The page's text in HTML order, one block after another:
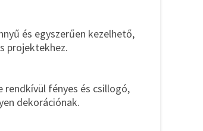
és egyszerűen kezelhető,
projektekhez.
rendkívül fényes és csillogó,
dekorációnak.